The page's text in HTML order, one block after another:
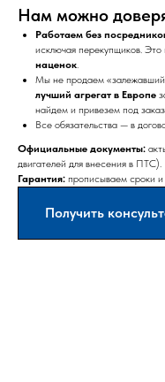
Нам можно
Работаем без
исключая перекупщиков. Это
наценок.
Мы не продаем
лучший агрегат в Европе
найдем и привезем под
Все обязательства — в
Официальные документы:
двигателей для внесения в ПТС).
Гарантия: прописываем сроки и
Получить